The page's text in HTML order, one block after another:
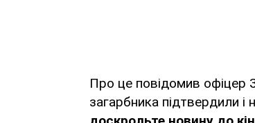
Про це повідомив офіцер
загарбника підтвердили і